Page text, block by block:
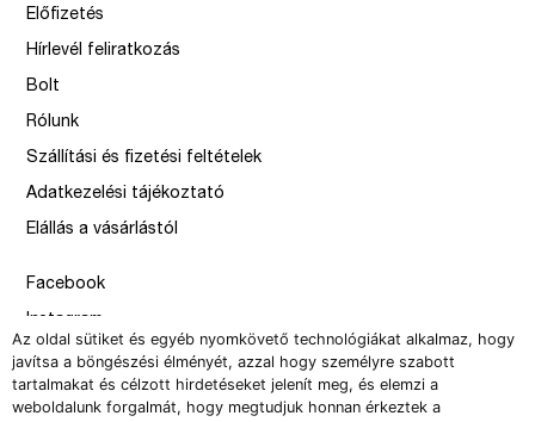
Az oldal sütiket és egyéb nyomkövető technológiákat alkalmaz, hogy
javítsa a böngészési élményét, azzal hogy személyre szabott
tartalmakat és célzott hirdetéseket jelenít meg, és elemzi a
weboldalunk forgalmát, hogy megtudjuk honnan érkeztek a
Előfizetés
Hírlevél feliratkozás
Bolt
Rólunk
Szállítási és fizetési feltételek
Adatkezelési tájékoztató
Elállás a vásárlástól
Facebook
Instagram
Issue
–